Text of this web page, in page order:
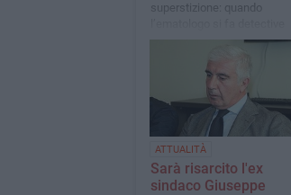
superstizione: quando
della storia per curare la
ATTUALITÀ
Sarà risarcito l'ex
sindaco Giuseppe